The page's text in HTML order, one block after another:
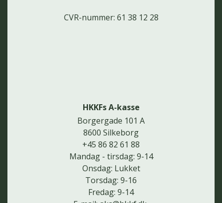
CVR-nummer: 61 38 12 28
HKKFs A-kasse
Borgergade 101 A
8600 Silkeborg
+45 86 82 61 88
Mandag - tirsdag: 9-14
Onsdag: Lukket
Torsdag: 9-16
Fredag: 9-14